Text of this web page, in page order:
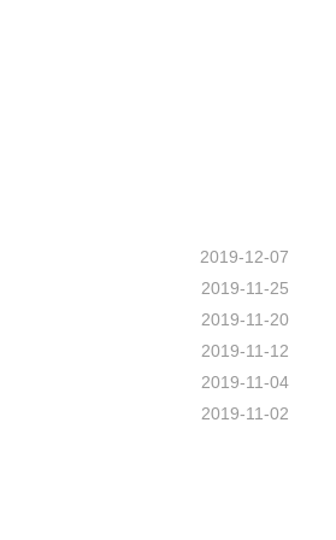
2019-12-07
2019-11-25
2019-11-20
2019-11-12
2019-11-04
2019-11-02